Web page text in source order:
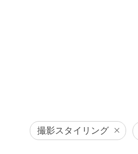
撮影スタイリング